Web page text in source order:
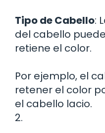
Tipo de Cabello:
del cabello
retiene el color.
Por ejemplo, el
retener el color
el cabello lacio.
2.